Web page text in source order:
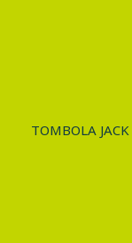
TOMBOLA